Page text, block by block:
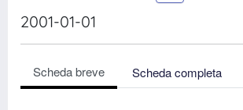
2001-01-01
Scheda breve Scheda completa